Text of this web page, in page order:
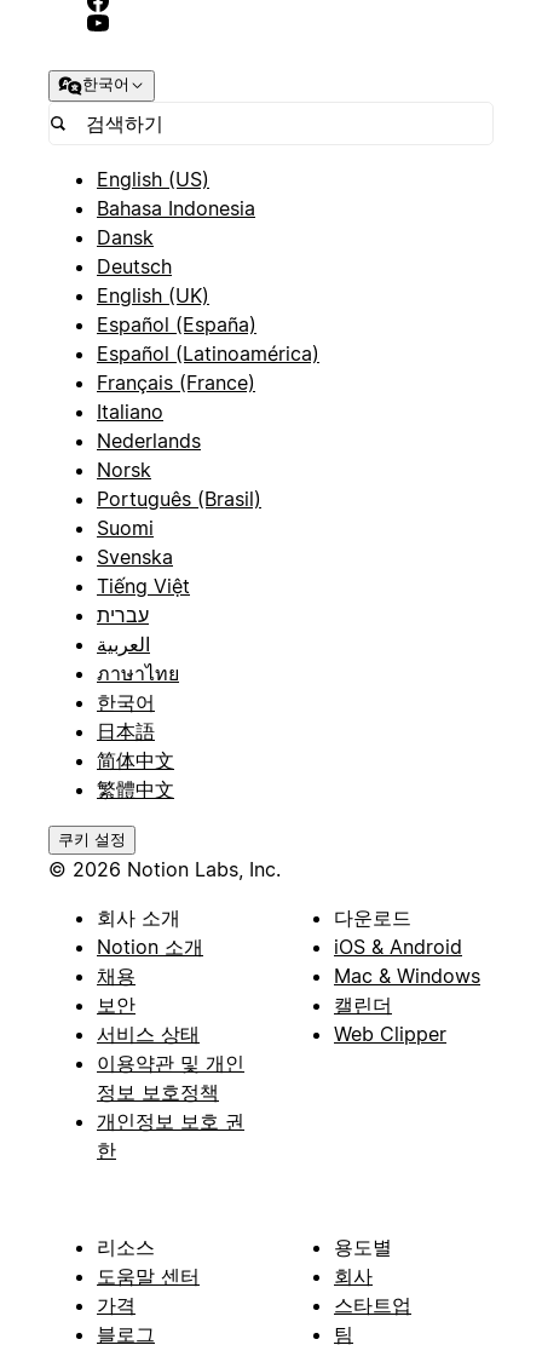
한국어
English (US)
Bahasa Indonesia
Dansk
Deutsch
English (UK)
Español (España)
Español (Latinoamérica)
Français (France)
Italiano
Nederlands
Norsk
Português (Brasil)
Suomi
Svenska
Tiếng Việt
עברית
العربية
ภาษาไทย
한국어
日本語
简体中文
繁體中文
쿠키 설정
© 2026 Notion Labs, Inc.
회사 소개
Notion 소개
채용
보안
서비스 상태
이용약관 및 개인
정보 보호정책
개인정보 보호 권
한
다운로드
iOS & Android
Mac & Windows
캘린더
Web Clipper
리소스
도움말 센터
가격
블로그
용도별
회사
스타트업
팀